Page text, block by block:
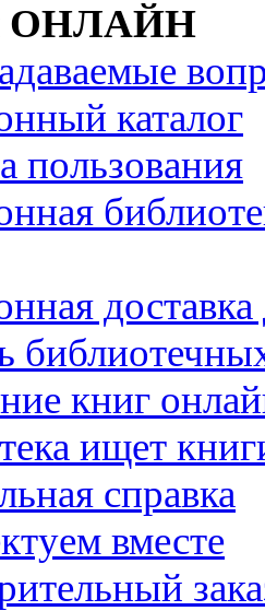
ОНЛАЙН
каталог
пользования
книг
ищет
справка
вместе